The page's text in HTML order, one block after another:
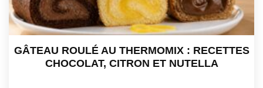
GÂTEAU ROULÉ AU THERMOMIX : RECETTES
CHOCOLAT, CITRON ET NUTELLA